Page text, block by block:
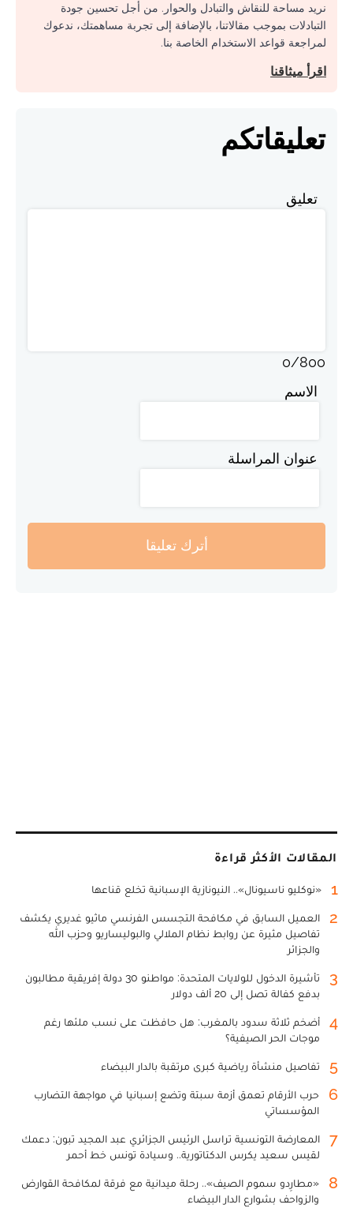
نريد مساحة للنقاش والتبادل والحوار. من أجل تحسين جودة
التبادلات بموجب مقالاتنا، بالإضافة إلى تجربة مساهمتك، ندعوك
لمراجعة قواعد الاستخدام الخاصة بنا.
اقرأ ميثاقنا
تعليقاتكم
تعليق
0/800
الاسم
عنوان المراسلة
أترك تعليقا
المقالات الأكثر قراءة
1 «نوكليو ناسيونال».. النيونازية الإسبانية تخلع قناعها
2
العميل السابق في مكافحة التجسس الفرنسي ماثيو غديري يكشف
تفاصيل مثيرة عن روابط نظام الملالي والبوليساريو وحزب الله
والجزائر
3
تأشيرة الدخول للولايات المتحدة: مواطنو 30 دولة إفريقية مطالبون
بدفع كفالة تصل إلى 20 ألف دولار
4
أضخم ثلاثة سدود بالمغرب: هل حافظت على نسب ملئها رغم
موجات الحر الصيفية؟
5 تفاصيل منشأة رياضية كبرى مرتقبة بالدار البيضاء
6
حرب الأرقام تعمق أزمة سبتة وتضع إسبانيا في مواجهة التضارب
المؤسساتي
7
المعارضة التونسية تراسل الرئيس الجزائري عبد المجيد تبون: دعمك
لقيس سعيد يكرس الدكتاتورية.. وسيادة تونس خط أحمر
8
«مطارِدو سموم الصيف».. رحلة ميدانية مع فرقة لمكافحة القوارض
والزواحف بشوارع الدار البيضاء